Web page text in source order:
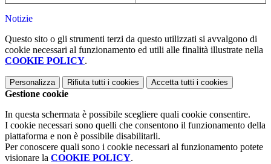
Notizie
Questo sito o gli strumenti terzi da questo utilizzati si avvalgono di
cookie necessari al funzionamento ed utili alle finalità illustrate nella
COOKIE POLICY.
Personalizza Rifiuta tutti i cookies Accetta tutti i cookies
Gestione cookie
In questa schermata è possibile scegliere quali cookie consentire.
I cookie necessari sono quelli che consentono il funzionamento della
piattaforma e non è possibile disabilitarli.
Per conoscere quali sono i cookie necessari al funzionamento potete
visionare la COOKIE POLICY.